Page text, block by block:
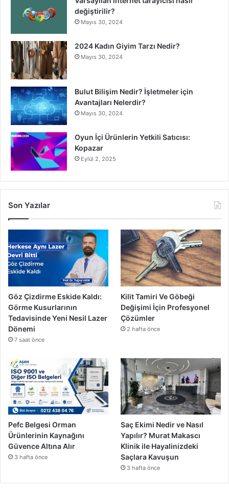
değiştirilir?
Mayıs 30, 2024
2024 Kadın Giyim Tarzı Nedir?
Mayıs 30, 2024
Bulut Bilişim Nedir? İşletmeler için
Avantajları Nelerdir?
Mayıs 30, 2024
Oyun İçi Ürünlerin Yetkili Satıcısı:
Kopazar
Eylül 2, 2025
Son Yazılar
Göz Çizdirme Eskide Kaldı:
Görme Kusurlarının
Tedavisinde Yeni Nesil Lazer
Dönemi
7 saat önce
Kilit Tamiri Ve Göbeği
Değişimi İçin Profesyonel
Çözümler
2 hafta önce
Pefc Belgesi Orman
Ürünlerinin Kaynağını
Güvence Altına Alır
3 hafta önce
Saç Ekimi Nedir ve Nasıl
Yapılır? Murat Makascı
Klinik ile Hayalinizdeki
Saçlara Kavuşun
3 hafta önce